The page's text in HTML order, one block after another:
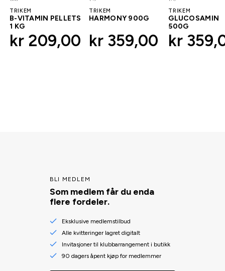
TRIKEM
B-VITAMIN PELLETS
1 KG
kr 209,00
TRIKEM
HARMONY 900G
kr 359,00
TRIKEM
GLUCOSAMIN
500G
kr
BLI MEDLEM
Som medlem får du enda
flere fordeler.
Eksklusive medlemstilbud
Alle kvitteringer lagret digitalt
Invitasjoner til klubbarrangement i butikk
90 dagers åpent kjøp for medlemmer